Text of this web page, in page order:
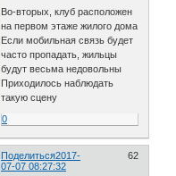
Во-вторых, клуб расположен
на первом этаже жилого дома
Если мобильная связь будет
часто пропадать, жильцы
будут весьма недовольны
Приходилось наблюдать
такую сцену
0
Поделиться 62
2017-
07-07 08:27:32